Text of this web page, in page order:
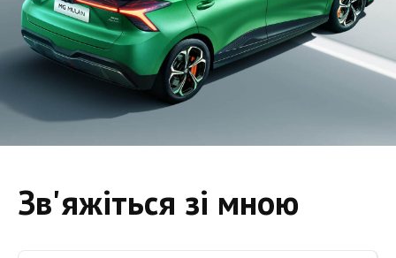
Зв'яжіться зі мною